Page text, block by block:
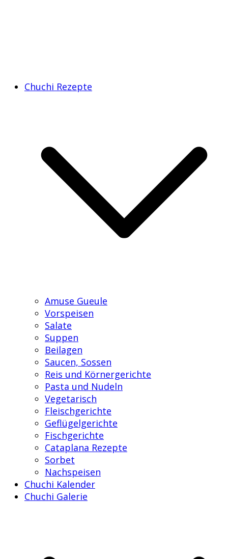
Chuchi Rezepte
Amuse Gueule
Vorspeisen
Salate
Suppen
Beilagen
Saucen, Sossen
Reis und Körnergerichte
Pasta und Nudeln
Vegetarisch
Fleischgerichte
Geflügelgerichte
Fischgerichte
Cataplana Rezepte
Sorbet
Nachspeisen
Chuchi Kalender
Chuchi Galerie